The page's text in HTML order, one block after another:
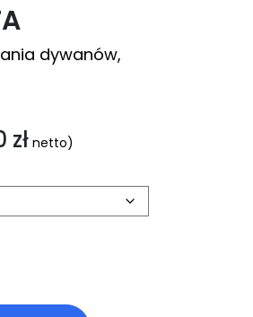
dywanów,
zł netto)